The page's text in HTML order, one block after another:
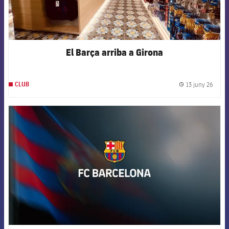
El Barça arriba a Girona
CLUB 13 juny 26